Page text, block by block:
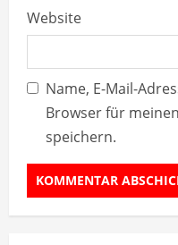
Website
Name, E-Mail-
Browser für
speichern.